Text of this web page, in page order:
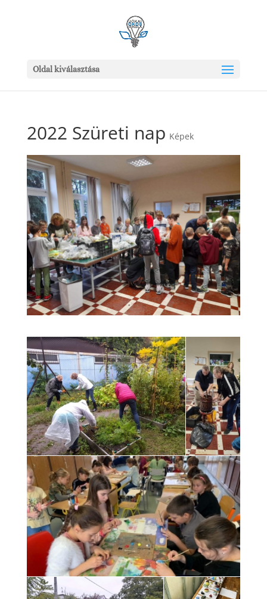
Oldal kiválasztása
2022 Szüreti nap Képek